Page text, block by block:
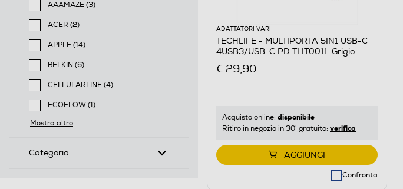
AAAMAZE (3)
Filtra per Marca: AAAMAZE
ACER (2)
Filtra per Marca: ACER
APPLE (14)
Filtra per Marca: APPLE
BELKIN (6)
Filtra per Marca: BELKIN
CELLULARLINE (4)
Filtra per Marca: CELLULARLINE
ECOFLOW (1)
Filtra per Marca: ECOFLOW
Mostra altro
Categoria
ADATTATORI VARI
TECHLIFE - MULTIPORTA 5IN1 USB-C
4USB3/USB-C PD TLIT0011-Grigio
€ 29,90
Acquisto online: disponibile
Ritiro in negozio in 30' gratuito: verifica
AGGIUNGI
Confronta